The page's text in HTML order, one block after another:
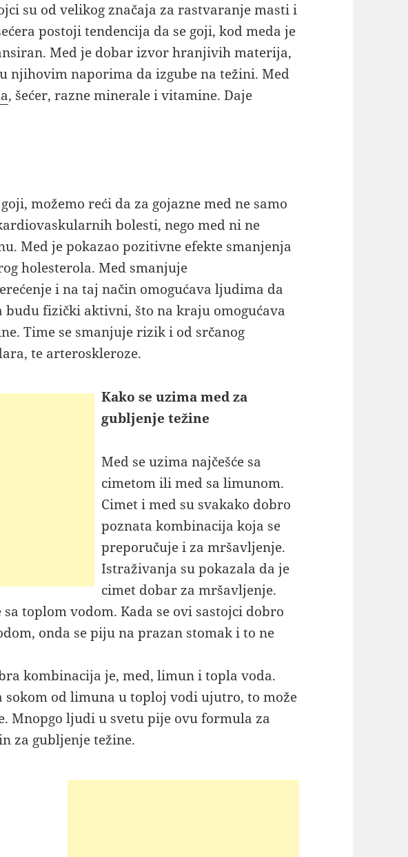
su od velikog značaja za rastvaranje masti i
postoji tendencija da se goji, kod meda je
Med je dobar izvor hranjivih materija,
njihovim naporima da izgube na težini. Med
, šećer, razne minerale i vitamine. Daje
možemo reći da za gojazne med ne samo
bolesti, nego med ni ne
Med je pokazao pozitivne efekte smanjenja
holesterola. Med smanjuje
i na taj način omogućava ljudima da
fizički aktivni, što na kraju omogućava
Time se smanjuje rizik i od srčanog
te arteroskleroze.
Kako se uzima med za
gubljenje težine
Med se uzima najčešće sa
cimetom ili med sa limunom.
Cimet i med su svakako dobro
poznata kombinacija koja se
preporučuje i za mršavljenje.
Istraživanja su pokazala da je
cimet dobar za mršavljenje.
toplom vodom. Kada se ovi sastojci dobro
onda se piju na prazan stomak i to ne
kombinacija je, med, limun i topla voda.
sokom od limuna u toploj vodi ujutro, to može
Mnopgo ljudi u svetu pije ovu formula za
za gubljenje težine.